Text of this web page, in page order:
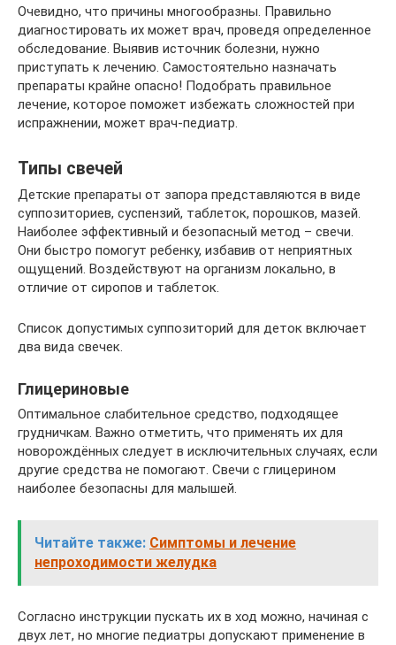
Очевидно, что причины многообразны. Правильно
диагностировать их может врач, проведя определенное
обследование. Выявив источник болезни, нужно
приступать к лечению. Самостоятельно назначать
препараты крайне опасно! Подобрать правильное
лечение, которое поможет избежать сложностей при
испражнении, может врач-педиатр.
Типы свечей
Детские препараты от запора представляются в виде
суппозиториев, суспензий, таблеток, порошков, мазей.
Наиболее эффективный и безопасный метод – свечи.
Они быстро помогут ребенку, избавив от неприятных
ощущений. Воздействуют на организм локально, в
отличие от сиропов и таблеток.
Список допустимых суппозиторий для деток включает
два вида свечек.
Глицериновые
Оптимальное слабительное средство, подходящее
грудничкам. Важно отметить, что применять их для
новорождённых следует в исключительных случаях, если
другие средства не помогают. Свечи с глицерином
наиболее безопасны для малышей.
Читайте также: Симптомы и лечение
непроходимости желудка
Согласно инструкции пускать их в ход можно, начиная с
двух лет, но многие педиатры допускают применение в